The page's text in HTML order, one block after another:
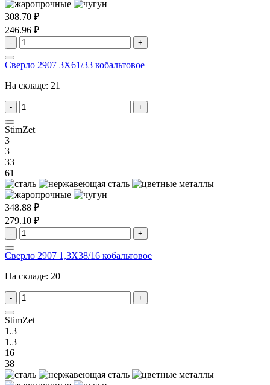
308.70 ₽
246.96 ₽
- +
Сверло 2907 3X61/33 кобальтовое
На складе: 21
- +
StimZet
3
3
33
61
348.88 ₽
279.10 ₽
- +
Сверло 2907 1,3X38/16 кобальтовое
На складе: 20
- +
StimZet
1.3
1.3
16
38